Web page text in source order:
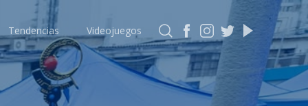
Tendencias Videojuegos